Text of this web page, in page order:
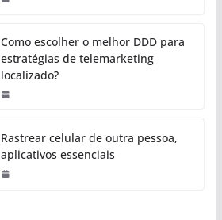
Como escolher o melhor DDD para
estratégias de telemarketing
localizado?
Rastrear celular de outra pessoa,
aplicativos essenciais